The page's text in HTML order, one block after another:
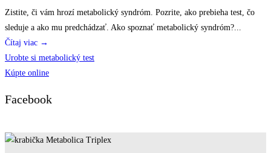
Zistite, či vám hrozí metabolický syndróm. Pozrite, ako prebieha test, čo
sleduje a ako mu predchádzať. Ako spoznať metabolický syndróm?...
Čítaj viac →
Urobte si metabolický test
Kúpte online
Facebook